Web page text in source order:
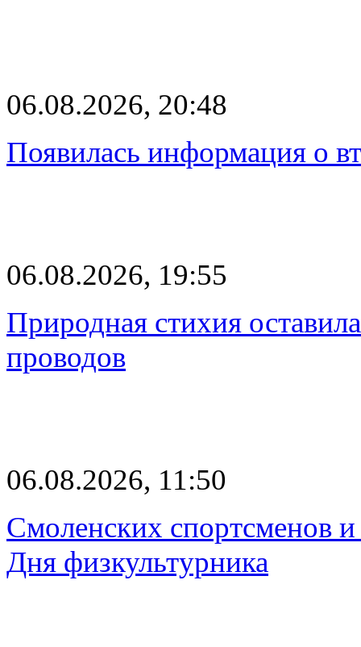
06.08.2026, 20:48
Появилась информация о
06.08.2026, 19:55
Природная стихия
проводов
06.08.2026, 11:50
Смоленских спортсменов
Дня физкультурника